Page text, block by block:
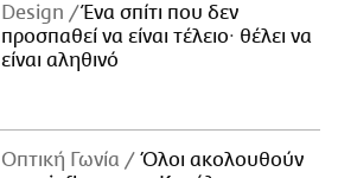
Design
Ένα σπίτι που δεν
προσπαθεί να είναι τέλειο· θέλει να
είναι αληθινό
Οπτική Γωνία
Όλοι ακολουθούν